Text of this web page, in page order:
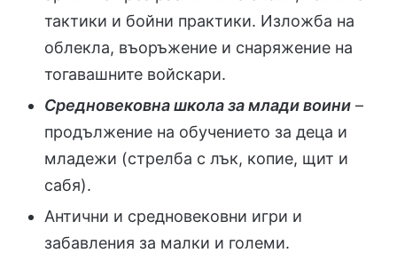
тактики и бойни практики. Изложба на
облекла, въоръжение и снаряжение на
тогавашните войскари.
Средновековна школа за млади воини –
продължение на обучението за деца и
младежи (стрелба с лък, копие, щит и
сабя).
Антични и средновековни игри и
забавления за малки и големи.